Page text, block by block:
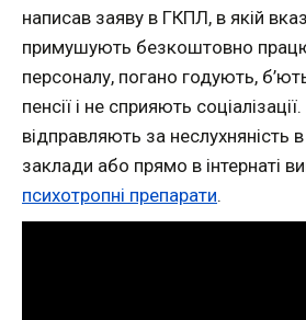
написав заяву в ГКПЛ, в якій
примушують безкоштовно
персоналу, погано годують,
пенсії і не сприяють
відправляють за неслухняність в
заклади або прямо в інтернаті
психотропні препарати.